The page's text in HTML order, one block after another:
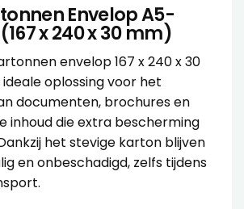
Envelop A5-
x 240 x 30 mm)
envelop 167 x 240 x 30
oplossing voor het
documenten, brochures en
inhoud die extra bescherming
het stevige karton blijven
en onbeschadigd, zelfs tijdens